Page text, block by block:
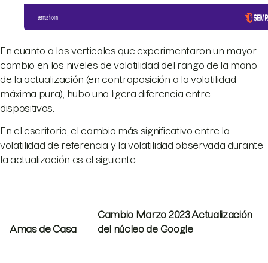
En cuanto a las verticales que experimentaron un mayor
cambio en los niveles de volatilidad del rango de la mano
de la actualización (en contraposición a la volatilidad
máxima pura), hubo una ligera diferencia entre
dispositivos.
En el escritorio, el cambio más significativo entre la
volatilidad de referencia y la volatilidad observada durante
la actualización es el siguiente:
Amas de Casa
Cambio Marzo 2023 Actualización
del núcleo de Google